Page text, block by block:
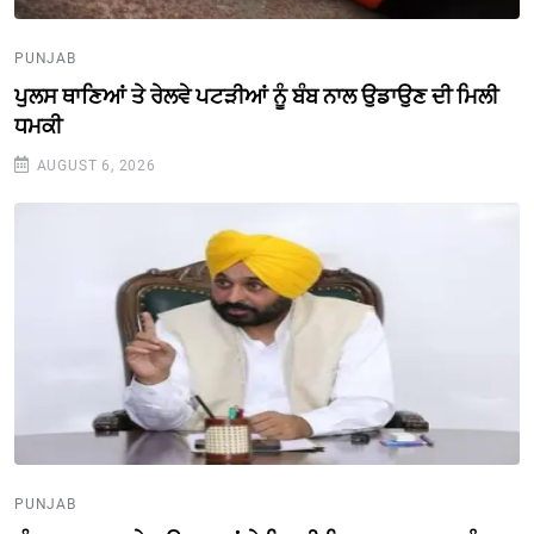
PUNJAB
ਪੁਲਸ ਥਾਣਿਆਂ ਤੇ ਰੇਲਵੇ ਪਟੜੀਆਂ ਨੂੰ ਬੰਬ ਨਾਲ ਉਡਾਉਣ ਦੀ ਮਿਲੀ
ਧਮਕੀ
AUGUST 6, 2026
PUNJAB